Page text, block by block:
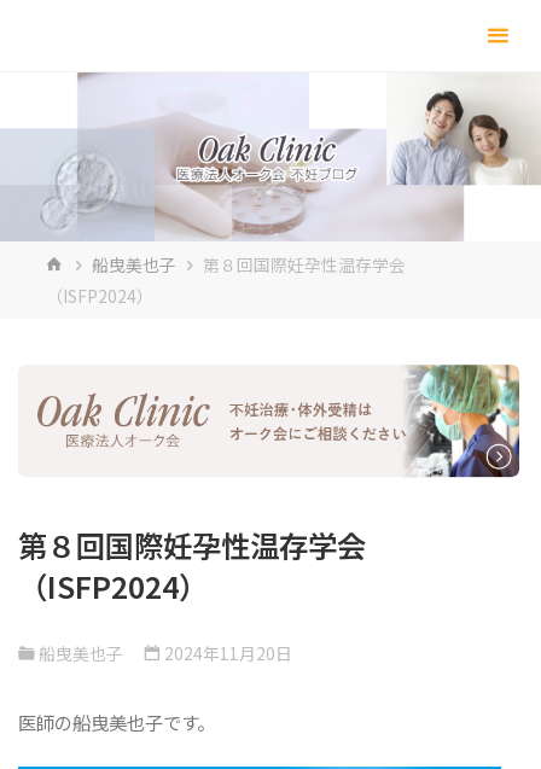
キ
ホ
ー
船曳美也子
第８回国際妊孕性温存学会
（ISFP2024）
第８回国際妊孕性温存学会
（ISFP2024）
船曳美也子 2024年11月20日
医師の船曳美也子です。